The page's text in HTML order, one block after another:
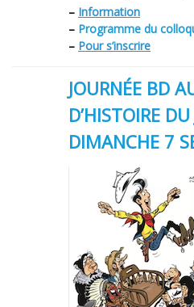
– Information
– Programme du
– Pour s’inscrire
JOURNÉE BD
D’HISTOIRE
DIMANCHE 7